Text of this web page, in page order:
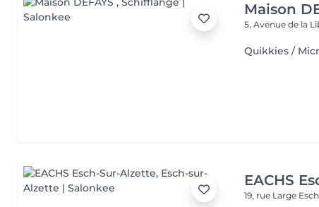
Maison
5, Avenue de la
Quikkies /
EACHS
19, rue Large